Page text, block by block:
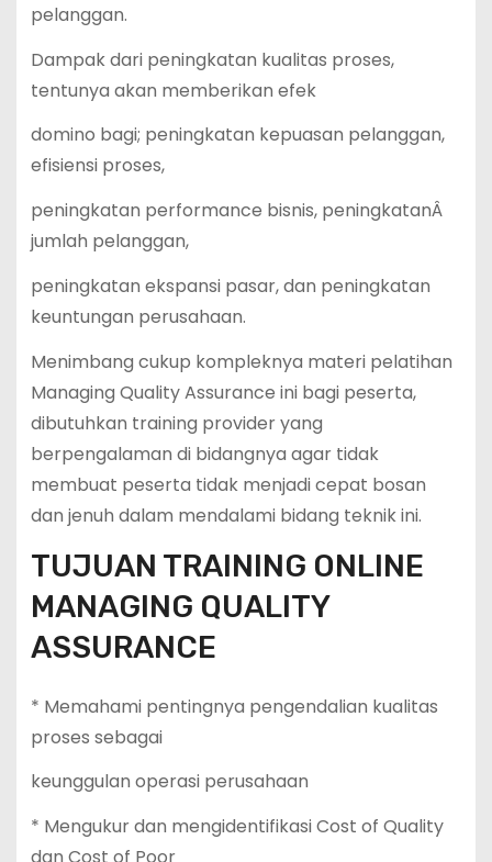
pelanggan.
Dampak dari peningkatan kualitas proses,
tentunya akan memberikan efek
domino bagi; peningkatan kepuasan pelanggan,
efisiensi proses,
peningkatan performance bisnis, peningkatanÂ
jumlah pelanggan,
peningkatan ekspansi pasar, dan peningkatan
keuntungan perusahaan.
Menimbang cukup kompleknya materi pelatihan
Managing Quality Assurance ini bagi peserta,
dibutuhkan training provider yang
berpengalaman di bidangnya agar tidak
membuat peserta tidak menjadi cepat bosan
dan jenuh dalam mendalami bidang teknik ini.
TUJUAN TRAINING ONLINE
MANAGING QUALITY
ASSURANCE
* Memahami pentingnya pengendalian kualitas
proses sebagai
keunggulan operasi perusahaan
* Mengukur dan mengidentifikasi Cost of Quality